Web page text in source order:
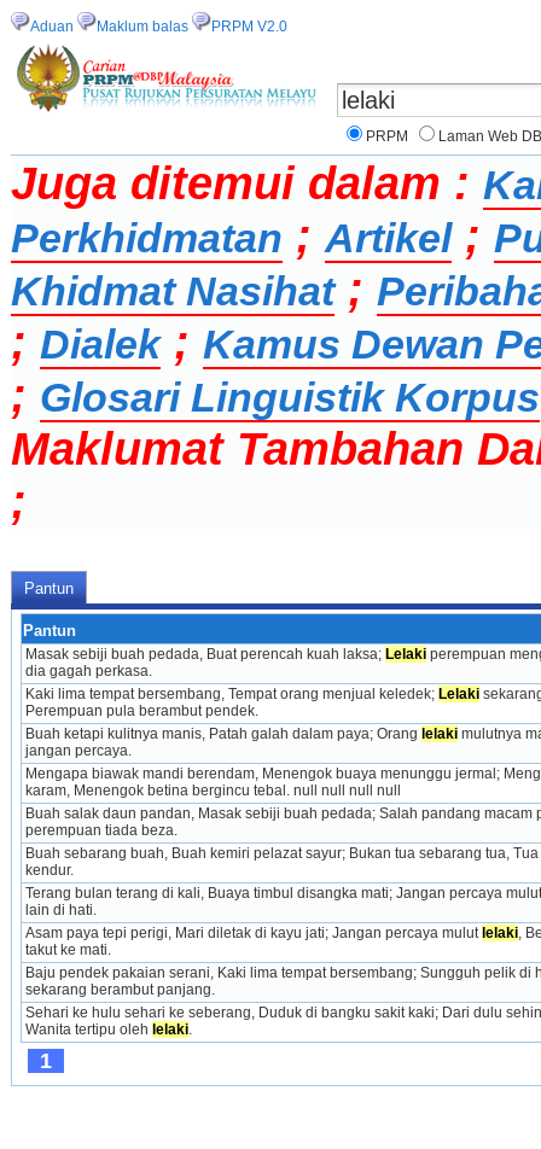
Aduan Maklum balas PRPM V2.0
PRPM Laman Web
Juga ditemui dalam :
Perkhidmatan ; Artikel;
Khidmat Nasihat;
; Dialek; Kamus Dewan
; Glosari Linguistik Korpus
Maklumat Tambahan
;
Pantun
Pantun
Masak sebiji buah pedada, Buat perencah kuah laksa; Lelaki perempuan
dia gagah perkasa.
Kaki lima tempat bersembang, Tempat orang menjual keledek; Lelaki
Perempuan pula berambut pendek.
Buah ketapi kulitnya manis, Patah galah dalam paya; Orang lelaki mulutnya
jangan percaya.
Mengapa biawak mandi berendam, Menengok buaya menunggu jermal;
karam, Menengok betina bergincu tebal. null null null null
Buah salak daun pandan, Masak sebiji buah pedada; Salah pandang macam
perempuan tiada beza.
Buah sebarang buah, Buah kemiri pelazat sayur; Bukan tua sebarang tua, Tua
kendur.
Terang bulan terang di kali, Buaya timbul disangka mati; Jangan percaya
lain di hati.
Asam paya tepi perigi, Mari diletak di kayu jati; Jangan percaya mulut lelaki,
takut ke mati.
Baju pendek pakaian serani, Kaki lima tempat bersembang; Sungguh pelik di
sekarang berambut panjang.
Sehari ke hulu sehari ke seberang, Duduk di bangku sakit kaki; Dari dulu
Wanita tertipu oleh lelaki.
1